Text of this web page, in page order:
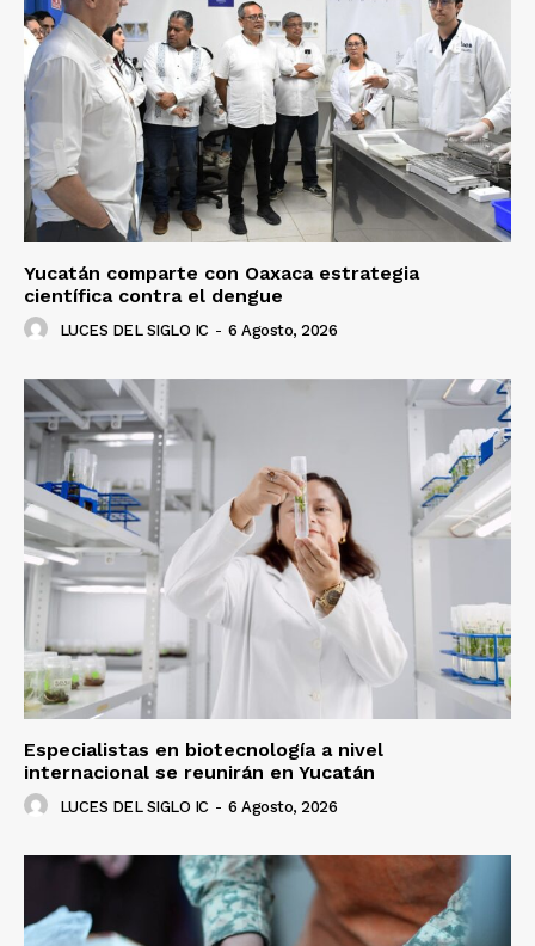
Yucatán comparte con Oaxaca estrategia
científica contra el dengue
LUCES DEL SIGLO IC - 6 Agosto, 2026
Especialistas en biotecnología a nivel
internacional se reunirán en Yucatán
LUCES DEL SIGLO IC - 6 Agosto, 2026